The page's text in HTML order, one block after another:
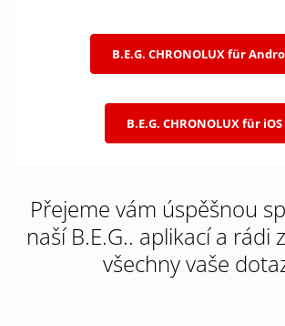
B.E.G. CHRONOLUX für
B.E.G. CHRONOLUX für iOS
Přejeme vám úspěšnou
naší B.E.G.. aplikací a rádi
všechny vaše